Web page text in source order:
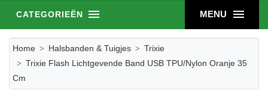
MENU
CATEGORIEËN
Home Halsbanden & Tuigjes
Trixie
Trixie Flash Lichtgevende Band USB TPU/nylon Oranje 35
Cm